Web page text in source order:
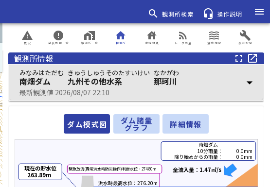
search 観測所検索 headset_mic 操作説明
menu
概況
report_problem
発表情報一覧
error
観測所一覧
home_work
観測所
home
登録地点
house
レーダ雨量
rss_feed
浸水想定
waves
表示設定
build
観測所情報
fullscreen open_in_new
みなみはただむ
南畑ダム
きゅうしゅうそのたすいけい
九州その他水系
なかがわ
那珂川
最新観測値 2026/08/07 22:10
arrow_drop_down
ダム模式図 ダム諸量
グラフ 詳細情報
洪水時最高水位：276.20m
緊急放流(異常洪水時防災操作)判断水位：274.80m
現在の貯水位
263.89m
全流入量：1.47㎥/s
南畑ダム
10分雨量：
0.0mm
降り始めからの雨量： 0.0mm